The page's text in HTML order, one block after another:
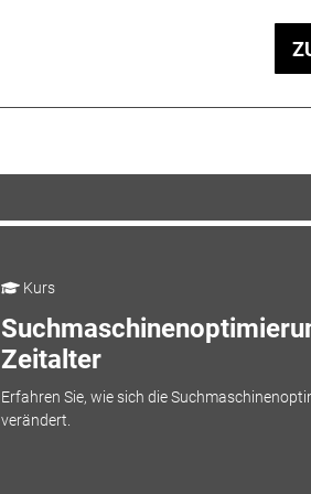
Kurs
Zeitalter
Erfahren Sie, wie sich die
verändert.